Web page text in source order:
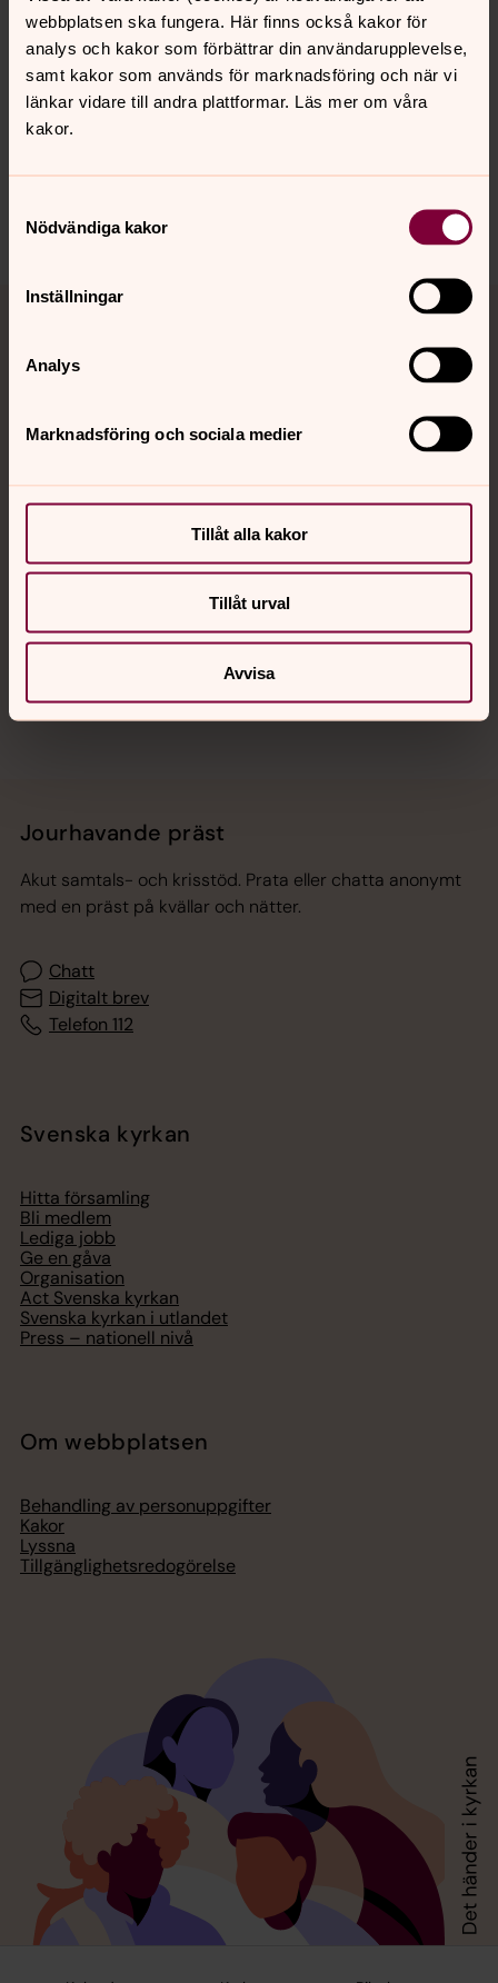
webbplatsen ska fungera. Här finns också kakor för
analys och kakor som förbättrar din användarupplevelse,
samt kakor som används för marknadsföring och när vi
länkar vidare till andra plattformar. Läs mer om våra
kakor.
Nödvändiga kakor
Inställningar
Analys
Marknadsföring och sociala medier
Tillåt alla kakor
Tillåt urval
Avvisa
Synpunkter eller frågor på sidans
Dela
Tillbaka till toppen
Tillbaka till innehållet
Kalender
Hitta snabbt
Jourhavande präst
Akut samtals- och krisstöd. Prata eller chatta anonymt
med en präst på kvällar och nätter.
Chatt
Digitalt brev
Telefon 112
Svenska kyrkan
Hitta församling
Bli medlem
Lediga jobb
Ge en gåva
Organisation
Act Svenska kyrkan
Svenska kyrkan i utlandet
Press – nationell nivå
Om webbplatsen
Behandling av personuppgifter
Kakor
Lyssna
Tillgänglighetsredogörelse